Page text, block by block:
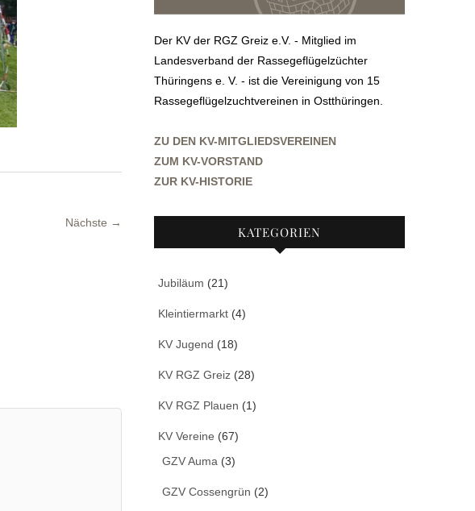
Nächste →
Der KV der RGZ Greiz e.V. - Mitglied im
Landesverband der Rassegeflügelzüchter
Thüringens e. V. - ist die Vereinigung von 15
Rassegeflügelzuchtvereinen in Ostthüringen.
ZU DEN KV-MITGLIEDSVEREINEN
ZUM KV-VORSTAND
ZUR KV-HISTORIE
KATEGORIEN
Jubiläum (21)
Kleintiermarkt (4)
KV Jugend (18)
KV RGZ Greiz (28)
KV RGZ Plauen (1)
KV Vereine (67)
GZV Auma (3)
GZV Cossengrün (2)